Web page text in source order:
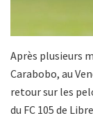
Après plusieurs
Carabobo, au
retour sur les
du FC 105 de